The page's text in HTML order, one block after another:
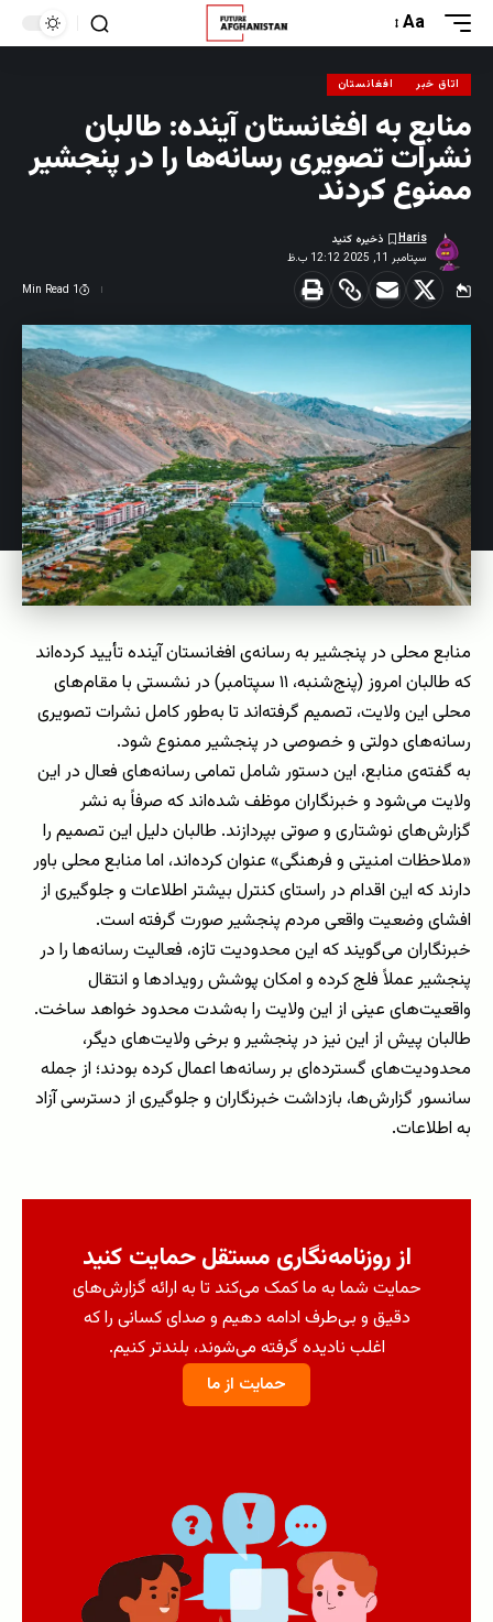
Aa
اتاق خبر افغانستان
منابع به افغانستان آینده: طالبان
نشرات تصویری رسانه‌ها را در پنجشیر
ممنوع کردند
سپتامبر 11, 2025 12:12 ب.ظ
Haris
1 Min Read
منابع محلی در پنجشیر به رسانه‌ی افغانستان آینده تأیید کرده‌اند
که طالبان امروز (پنج‌شنبه، ۱۱ سپتامبر) در نشستی با مقام‌های
محلی این ولایت، تصمیم گرفته‌اند تا به‌طور کامل نشرات تصویری
رسانه‌های دولتی و خصوصی در پنجشیر ممنوع شود.
به گفته‌ی منابع، این دستور شامل تمامی رسانه‌های فعال در این
ولایت می‌شود و خبرنگاران موظف شده‌اند که صرفاً به نشر
گزارش‌های نوشتاری و صوتی بپردازند. طالبان دلیل این تصمیم را
«ملاحظات امنیتی و فرهنگی» عنوان کرده‌اند، اما منابع محلی باور
دارند که این اقدام در راستای کنترل بیشتر اطلاعات و جلوگیری از
افشای وضعیت واقعی مردم پنجشیر صورت گرفته است.
خبرنگاران می‌گویند که این محدودیت تازه، فعالیت رسانه‌ها را در
پنجشیر عملاً فلج کرده و امکان پوشش رویدادها و انتقال
واقعیت‌های عینی از این ولایت را به‌شدت محدود خواهد ساخت.
طالبان پیش از این نیز در پنجشیر و برخی ولایت‌های دیگر،
محدودیت‌های گسترده‌ای بر رسانه‌ها اعمال کرده بودند؛ از جمله
سانسور گزارش‌ها، بازداشت خبرنگاران و جلوگیری از دسترسی آزاد
به اطلاعات.
از روزنامه‌نگاری مستقل حمایت کنید
حمایت شما به ما کمک می‌کند تا به ارائه گزارش‌های
دقیق و بی‌طرف ادامه دهیم و صدای کسانی را که
اغلب نادیده گرفته می‌شوند، بلندتر کنیم.
حمایت از ما